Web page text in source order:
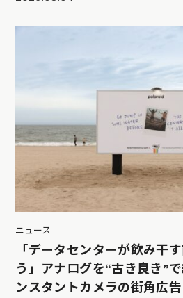
ニュース
「データセンターが飲み干
う」アナログを“古き良き”
ンスタントカメラの街角広告